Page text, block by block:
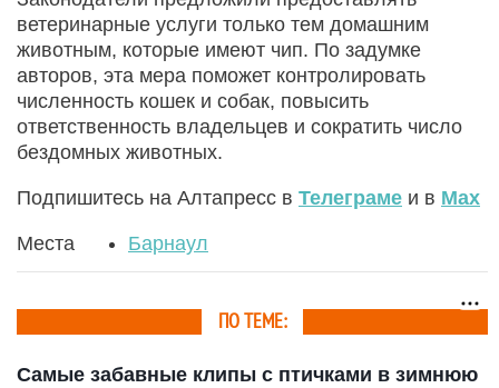
ветеринарные услуги только тем домашним
животным, которые имеют чип. По задумке
авторов, эта мера поможет контролировать
численность кошек и собак, повысить
ответственность владельцев и сократить число
бездомных животных.
Подпишитесь на Алтапресс в Телеграме и в Max
Места Барнаул
ПО ТЕМЕ:
Самые забавные клипы с птичками в зимнюю